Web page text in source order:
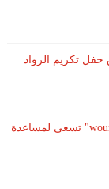
حفل تكريم الرواد
د.مريم بطرس:منظمة "wounds canada" تسعى لمساعدة